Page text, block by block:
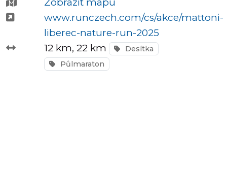
Dětské
závody
www.runczech.com/cs/akce/mattoni-
liberec-nature-run-2025
12 km, 22 km
Desítka
Půlmaraton